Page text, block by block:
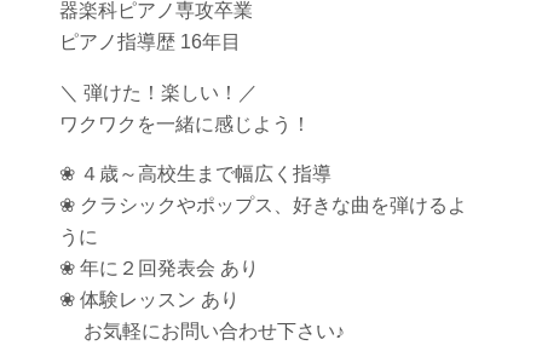
器楽科ピアノ専攻卒業
ピアノ指導歴 16年目
＼ 弾けた！楽しい！／
ワクワクを一緒に感じよう！
❀ ４歳～高校生まで幅広く指導
❀ クラシックやポップス、好きな曲を弾けるよ
うに
❀ 年に２回発表会 あり
❀ 体験レッスン あり
お気軽にお問い合わせ下さい♪